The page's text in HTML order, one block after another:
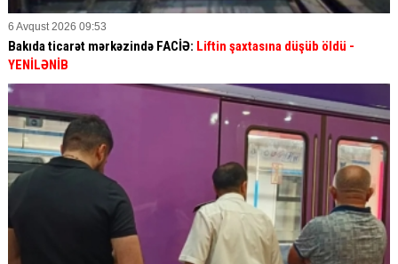
6 Avqust 2026 09:53
Bakıda ticarət mərkəzində FACİƏ: Liftin şaxtasına düşüb öldü -
YENİLƏNİB